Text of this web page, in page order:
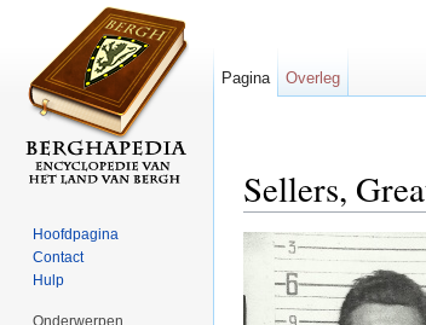
Sellers,
Pagina Overleg
Hoofdpagina
Contact
Hulp
Onderwerpen